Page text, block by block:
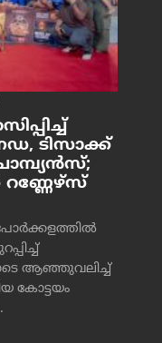
ടിസാക്ക്
റണ്ണേഴ്‌സ്
ആഞ്ഞുവലിച്ച്
കോട്ടയം